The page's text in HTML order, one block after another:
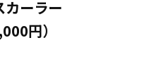
ーラー
円）